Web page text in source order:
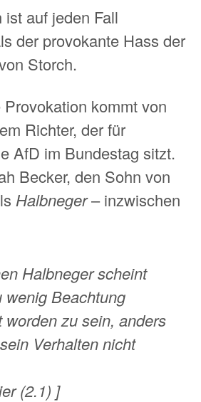
auf jeden Fall
der provokante Hass der
Storch.
kommt von
Richter, der für
AfD im Bundestag sitzt.
Becker, den Sohn von
Halbneger– inzwischen
Halbneger scheint
wenig Beachtung
worden zu sein, anders
Verhalten nicht
(2.1) ]